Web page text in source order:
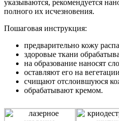
указываются, рекомендуется
полного их исчезновения.
Пошаговая инструкция:
предварительно кожу
здоровые ткани
на образование наносят
оставляют его на
счищают отслоившуюся
обрабатывают кремом.